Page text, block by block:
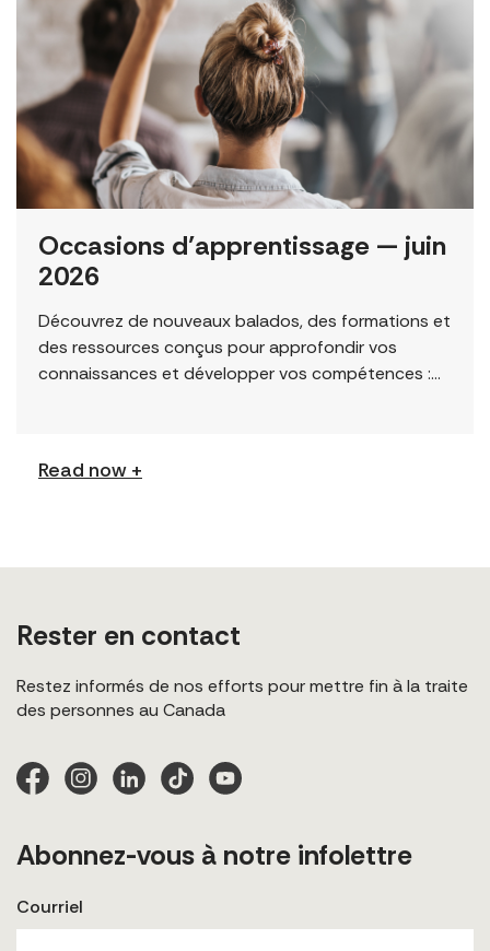
Occasions d’apprentissage — juin
2026
Découvrez de nouveaux balados, des formations et
des ressources conçus pour approfondir vos
connaissances et développer vos compétences :
Read now +
Rester en contact
Restez informés de nos efforts pour mettre fin à la traite
des personnes au Canada
Abonnez-vous à notre infolettre
Courriel